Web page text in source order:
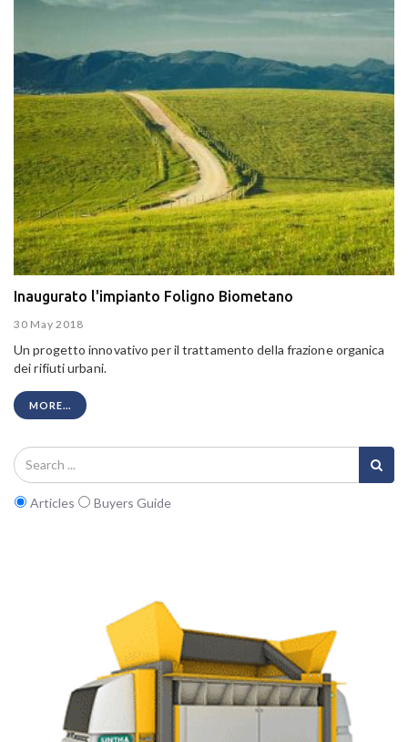
Inaugurato l'impianto Foligno Biometano
30 May 2018
Un progetto innovativo per il trattamento della frazione organica
dei rifiuti urbani.
MORE...
Articles Buyers Guide